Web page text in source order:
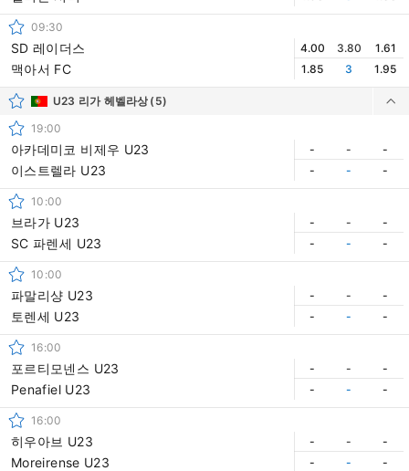
09:30
SD 레이더스
맥아서 FC
4.00 3.80
1.61
1.85
3 1.95
U23 리가 헤벨라상 (5)
19:00
아카데미코 비제우 U23
이스트렐라 U23
- -
-
-
- -
10:00
브라가 U23
SC 파렌세 U23
- -
-
-
- -
10:00
파말리샹 U23
토렌세 U23
- -
-
-
- -
16:00
포르티모넨스 U23
Penafiel U23
- -
-
-
- -
16:00
히우아브 U23
Moreirense U23
- -
-
-
- -